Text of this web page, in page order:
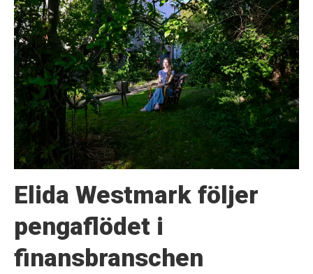
Elida Westmark följer
pengaflödet i
finansbranschen